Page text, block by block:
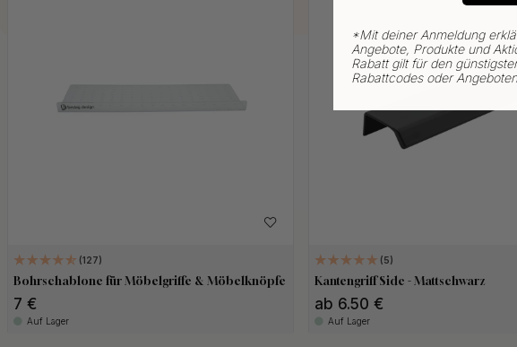
127
Bohrschablone für Möbelgriffe & Möbelknöpfe
7 €
Auf Lager
5
Kantengriff Side - Mattschwarz
ab 6.50 €
Auf Lager
*Mit deiner Anmeldung
Angebote, Produkte und
Rabatt gilt für den
Rabattcodes oder